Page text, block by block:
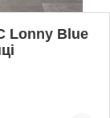
Lonny Blue